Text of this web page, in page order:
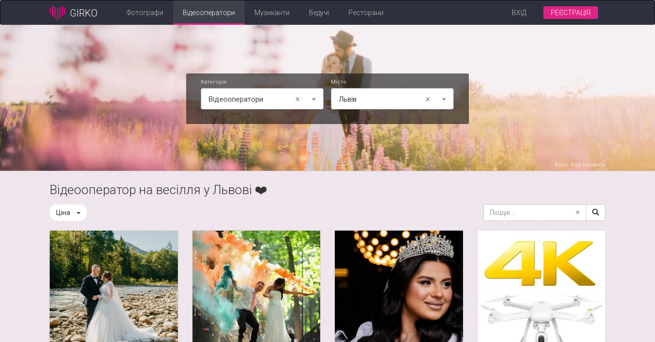
GIRKO Фотографи Відеооператори Музиканти Ведучі Ресторани ВХІД РЕЄСТРАЦІЯ
Категорія
×
Відеооператори
Місто
×
Львів
Фото: Ігор Шунькін
Відеооператор на весілля у Львові ❤️
Ціна ×